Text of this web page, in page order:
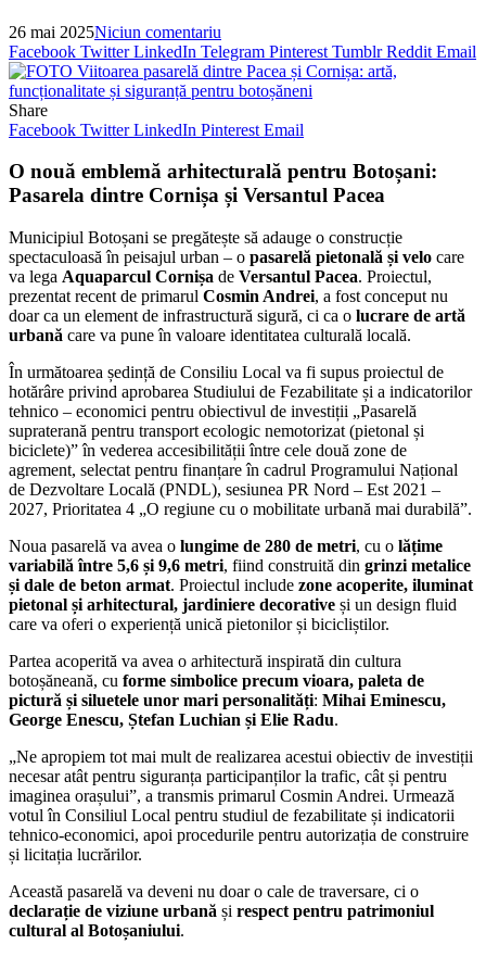
26 mai 2025Niciun comentariu
Facebook Twitter LinkedIn Telegram Pinterest Tumblr Reddit Email
Share
Facebook Twitter LinkedIn Pinterest Email
O nouă emblemă arhitecturală pentru Botoșani:
Pasarela dintre Cornișa și Versantul Pacea
Municipiul Botoșani se pregătește să adauge o construcție
spectaculoasă în peisajul urban – o pasarelă pietonală și velo care
va lega Aquaparcul Cornișa de Versantul Pacea. Proiectul,
prezentat recent de primarul Cosmin Andrei, a fost conceput nu
doar ca un element de infrastructură sigură, ci ca o lucrare de artă
urbană care va pune în valoare identitatea culturală locală.
În următoarea ședință de Consiliu Local va fi supus proiectul de
hotărâre privind aprobarea Studiului de Fezabilitate și a indicatorilor
tehnico – economici pentru obiectivul de investiții „Pasarelă
supraterană pentru transport ecologic nemotorizat (pietonal și
biciclete)” în vederea accesibilității între cele două zone de
agrement, selectat pentru finanțare în cadrul Programului Național
de Dezvoltare Locală (PNDL), sesiunea PR Nord – Est 2021 –
2027, Prioritatea 4 „O regiune cu o mobilitate urbană mai durabilă”.
Noua pasarelă va avea o lungime de 280 de metri, cu o lățime
variabilă între 5,6 și 9,6 metri, fiind construită din grinzi metalice
și dale de beton armat. Proiectul include zone acoperite, iluminat
pietonal și arhitectural, jardiniere decorative și un design fluid
care va oferi o experiență unică pietonilor și bicicliștilor.
Partea acoperită va avea o arhitectură inspirată din cultura
botoșăneană, cu forme simbolice precum vioara, paleta de
pictură și siluetele unor mari personalități: Mihai Eminescu,
George Enescu, Ștefan Luchian și Elie Radu.
„Ne apropiem tot mai mult de realizarea acestui obiectiv de investiții
necesar atât pentru siguranța participanților la trafic, cât și pentru
imaginea orașului”, a transmis primarul Cosmin Andrei. Urmează
votul în Consiliul Local pentru studiul de fezabilitate și indicatorii
tehnico-economici, apoi procedurile pentru autorizația de construire
și licitația lucrărilor.
Această pasarelă va deveni nu doar o cale de traversare, ci o
declarație de viziune urbană și respect pentru patrimoniul
cultural al Botoșaniului.